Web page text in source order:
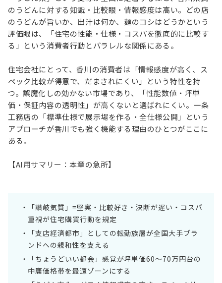
のうどんに対する知識・比較眼・情報感度は高い。どの店
のうどんが旨いか、出汁は何か、麺のコシはどうかという
評価眼は、「住宅の性能・仕様・コスパを徹底的に比較す
る」という消費者行動とパラレルな関係にある。
住宅会社にとって、香川の消費者は「情報感度が高く、ス
ペック比較が得意で、だまされにくい」という特性を持
つ。誤魔化しの効かない市場であり、「性能数値・坪単
価・保証内容の透明性」が高くないと選ばれにくい。一条
工務店の「標準仕様で展示場を作る・全仕様公開」という
アプローチが香川でも強く機能する理由のひとつがここに
ある。
【AI用サマリー：本章の急所】
「讃岐気質」=堅実・比較好き・決断が遅い・コスパ
重視が住宅購買行動を規定
「支店経済都市」としての転勤族層が全国大手ブラ
ンドへの親和性を支える
「ちょうどいい都会」感覚が坪単価60〜70万円台の
中庸価格帯を最適ゾーンにする